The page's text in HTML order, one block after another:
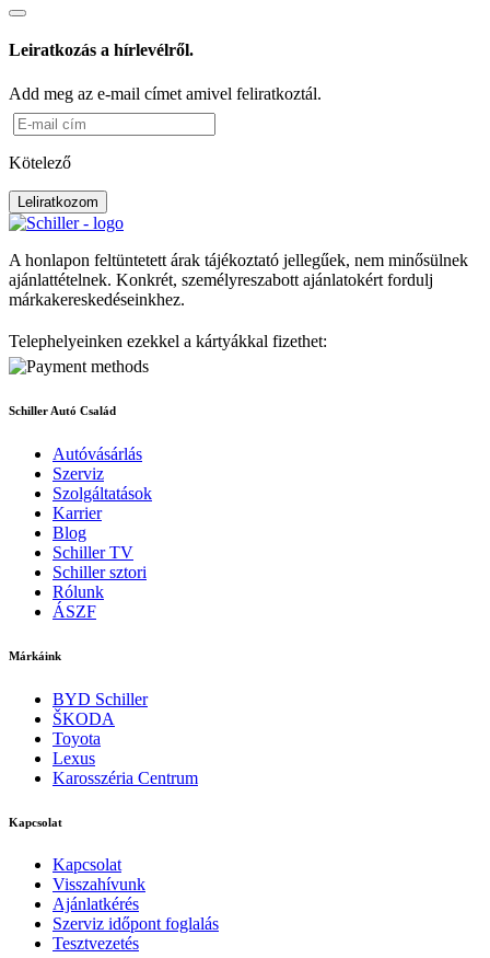
Leiratkozás a hírlevélről.
Add meg az e-mail címet amivel feliratkoztál.
Kötelező
Leliratkozom
A honlapon feltüntetett árak tájékoztató jellegűek, nem minősülnek
ajánlattételnek. Konkrét, személyreszabott ajánlatokért fordulj
márkakereskedéseinkhez.
Telephelyeinken ezekkel a kártyákkal fizethet:
Schiller Autó Család
Autóvásárlás
Szerviz
Szolgáltatások
Karrier
Blog
Schiller TV
Schiller sztori
Rólunk
ÁSZF
Márkáink
BYD Schiller
ŠKODA
Toyota
Lexus
Karosszéria Centrum
Kapcsolat
Kapcsolat
Visszahívunk
Ajánlatkérés
Szerviz időpont foglalás
Tesztvezetés